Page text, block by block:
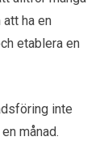
ha en
etablera en
inte
månad.